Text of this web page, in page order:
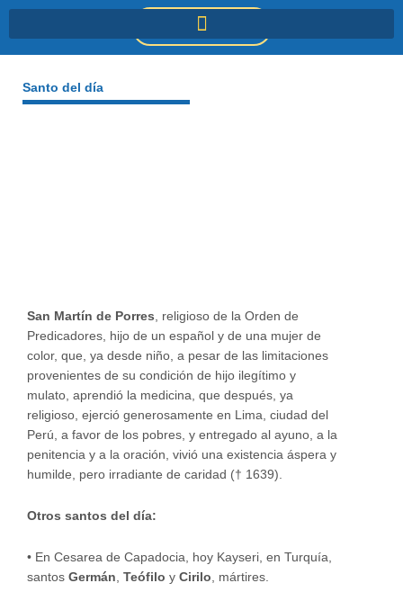
DONACIONES
Santo del día
San Martín de Porres, religioso de la Orden de
Predicadores, hijo de un español y de una mujer de
color, que, ya desde niño, a pesar de las limitaciones
provenientes de su condición de hijo ilegítimo y
mulato, aprendió la medicina, que después, ya
religioso, ejerció generosamente en Lima, ciudad del
Perú, a favor de los pobres, y entregado al ayuno, a la
penitencia y a la oración, vivió una existencia áspera y
humilde, pero irradiante de caridad († 1639).
Otros santos del día:
• En Cesarea de Capadocia, hoy Kayseri, en Turquía,
santos Germán, Teófilo y Cirilo, mártires.